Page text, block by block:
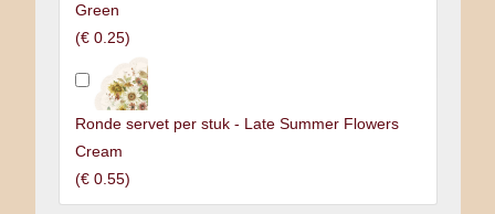
Green
(€ 0.25)
Ronde servet per stuk - Late Summer Flowers
Cream
(€ 0.55)